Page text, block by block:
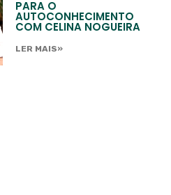
PARA O
AUTOCONHECIMENTO
COM CELINA NOGUEIRA
LER MAIS»